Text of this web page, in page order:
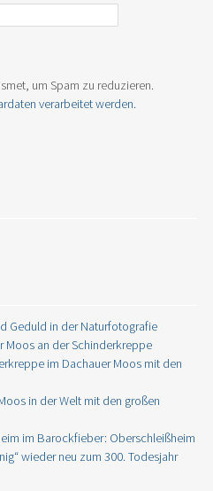
um Spam zu reduzieren.
verarbeitet werden.
Geduld in der Naturfotografie
Moos an der Schinderkreppe
im Dachauer Moos mit den
in der Welt mit den großen
im Barockfieber: Oberschleißheim
wieder neu zum 300. Todesjahr